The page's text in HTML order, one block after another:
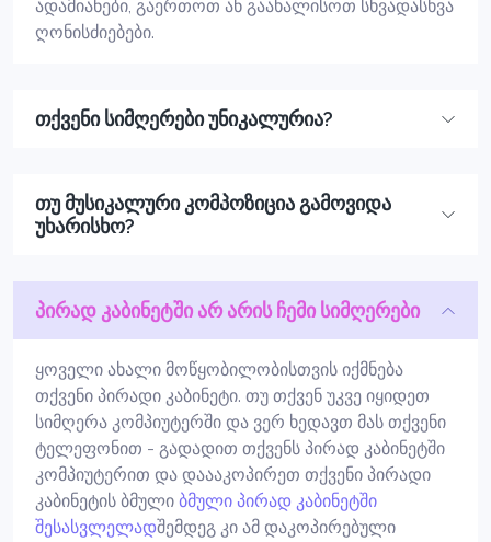
ადამიანები, გაერთოთ ან გაახალისოთ სხვადასხვა
ღონისძიებები.
თქვენი სიმღერები უნიკალურია?
თუ მუსიკალური კომპოზიცია გამოვიდა
უხარისხო?
პირად კაბინეტში არ არის ჩემი სიმღერები
ყოველი ახალი მოწყობილობისთვის იქმნება
თქვენი პირადი კაბინეტი. თუ თქვენ უკვე იყიდეთ
სიმღერა კომპიუტერში და ვერ ხედავთ მას თქვენი
ტელეფონით - გადადით თქვენს პირად კაბინეტში
კომპიუტერით და დაააკოპირეთ თქვენი პირადი
კაბინეტის ბმული ბმული პირად კაბინეტში
შესასვლელადშემდეგ კი ამ დაკოპირებული